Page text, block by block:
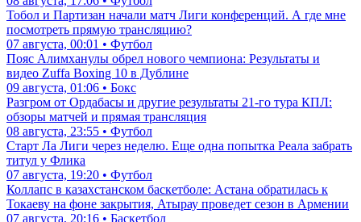
Тобол и Партизан начали матч Лиги конференций. А где мне
посмотреть прямую трансляцию?
07 августа, 00:01 • Футбол
Пояс Алимханулы обрел нового чемпиона: Результаты и
видео Zuffa Boxing 10 в Дублине
09 августа, 01:06 • Бокс
Разгром от Ордабасы и другие результаты 21-го тура КПЛ:
обзоры матчей и прямая трансляция
08 августа, 23:55 • Футбол
Старт Ла Лиги через неделю. Еще одна попытка Реала забрать
титул у Флика
07 августа, 19:20 • Футбол
Коллапс в казахстанском баскетболе: Астана обратилась к
Токаеву на фоне закрытия, Атырау проведет сезон в Армении
07 августа, 20:16 • Баскетбол